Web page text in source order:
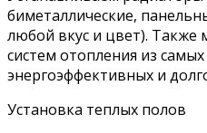
биметаллические,
любой вкус и цвет). Также
систем отопления из
энергоэффективных и
Установка теплых полов